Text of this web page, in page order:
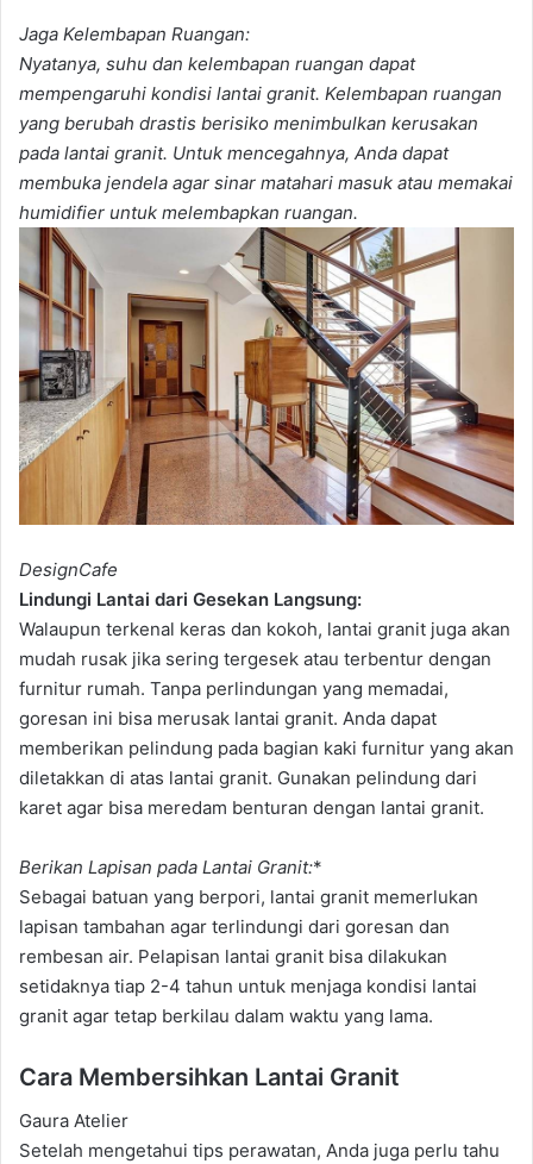
Jaga Kelembapan Ruangan:
Nyatanya, suhu dan kelembapan ruangan dapat
mempengaruhi kondisi lantai granit. Kelembapan ruangan
yang berubah drastis berisiko menimbulkan kerusakan
pada lantai granit. Untuk mencegahnya, Anda dapat
membuka jendela agar sinar matahari masuk atau memakai
humidifier untuk melembapkan ruangan.
DesignCafe
Lindungi Lantai dari Gesekan Langsung:
Walaupun terkenal keras dan kokoh, lantai granit juga akan
mudah rusak jika sering tergesek atau terbentur dengan
furnitur rumah. Tanpa perlindungan yang memadai,
goresan ini bisa merusak lantai granit. Anda dapat
memberikan pelindung pada bagian kaki furnitur yang akan
diletakkan di atas lantai granit. Gunakan pelindung dari
karet agar bisa meredam benturan dengan lantai granit.
Berikan Lapisan pada Lantai Granit:*
Sebagai batuan yang berpori, lantai granit memerlukan
lapisan tambahan agar terlindungi dari goresan dan
rembesan air. Pelapisan lantai granit bisa dilakukan
setidaknya tiap 2-4 tahun untuk menjaga kondisi lantai
granit agar tetap berkilau dalam waktu yang lama.
Cara Membersihkan Lantai Granit
Gaura Atelier
Setelah mengetahui tips perawatan, Anda juga perlu tahu